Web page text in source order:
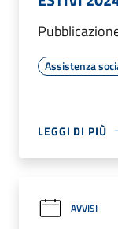
Assistenza
LEGGI DI PIÙ
AVVISI